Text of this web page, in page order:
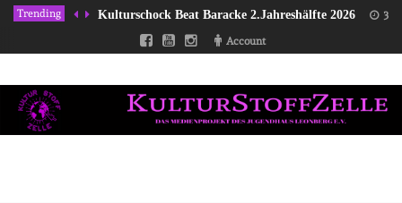
Trending Kulturschock Beat Baracke 2.Jahreshälfte 2026 31/
Account